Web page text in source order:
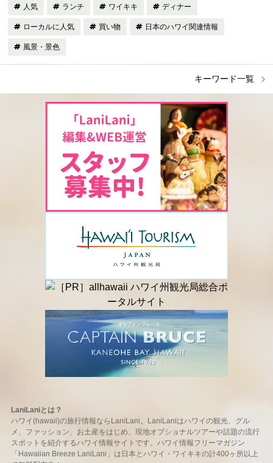
人気 ランチ ワイキキ ディナー
ローカルに人気 買い物 日本のハワイ関連情報
風景・景色
キーワード一覧
LaniLaniとは？
ハワイ(hawaii)の旅行情報ならLaniLani。LaniLaniはハワイの観光、グル
メ、ファッション、お土産をはじめ、現地オプショナルツアーや話題の流行
スポットを紹介するハワイ情報サイトです。ハワイ情報フリーマガジン
「Hawaiian Breeze LaniLani」は日本とハワイ・ワイキキの計400ヶ所以上